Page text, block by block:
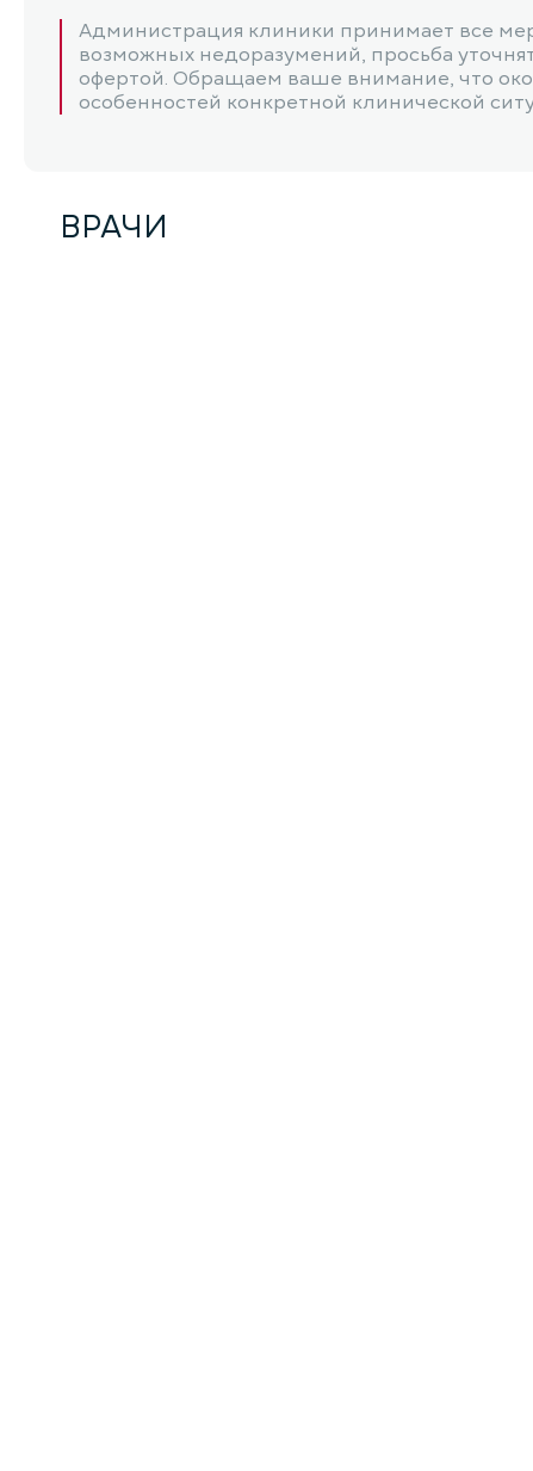
Администрация клиники принимает все
возможных недоразумений, просьба
офертой. Обращаем ваше внимание, что
особенностей конкретной клинической
ВРАЧИ